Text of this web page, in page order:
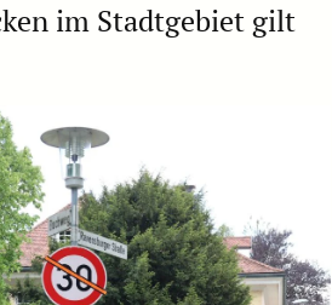
im Stadtgebiet gilt